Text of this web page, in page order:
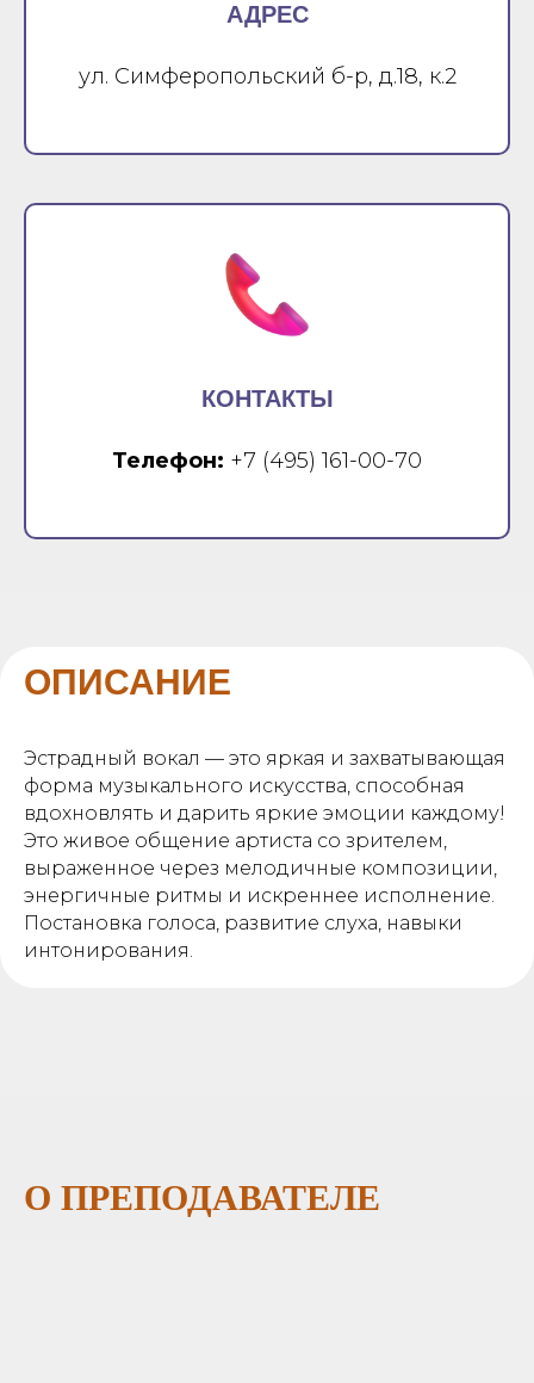
АДРЕС
ул. Симферопольский б-р, д.18, к.2
КОНТАКТЫ
Телефон: +7 (495) 161-00-70
ОПИСАНИЕ
Эстрадный вокал — это яркая и захватывающая
форма музыкального искусства, способная
вдохновлять и дарить яркие эмоции каждому!
Это живое общение артиста со зрителем,
выраженное через мелодичные композиции,
энергичные ритмы и искреннее исполнение.
Постановка голоса, развитие слуха, навыки
интонирования.
О ПРЕПОДАВАТЕЛЕ